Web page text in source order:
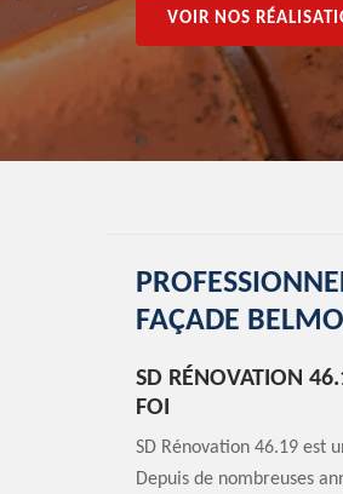
VOIR NOS
FAÇADE
SD RÉNOVATION
FOI
SD Rénovation 46.19 est
Depuis de nombreuses